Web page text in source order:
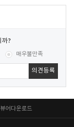
매우불만족
뷰어다운로드